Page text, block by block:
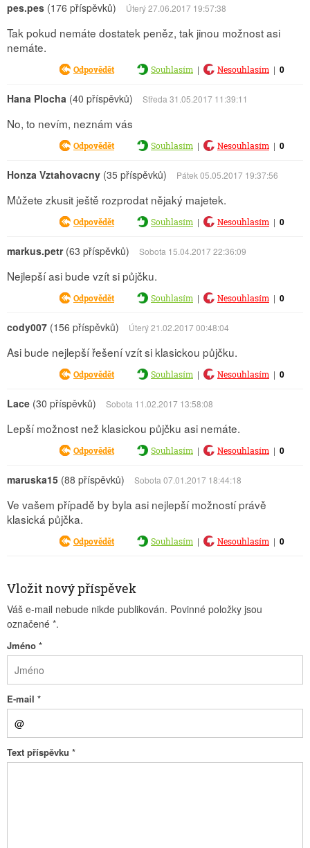
pes.pes (176 příspěvků) Úterý 27.06.2017 19:57:38
Tak pokud nemáte dostatek peněz, tak jinou možnost asi
nemáte.
Odpovědět Souhlasím | Nesouhlasím | 0
Hana Plocha (40 příspěvků) Středa 31.05.2017 11:39:11
No, to nevím, neznám vás
Odpovědět Souhlasím | Nesouhlasím | 0
Honza Vztahovacny (35 příspěvků) Pátek 05.05.2017 19:37:56
Můžete zkusit ještě rozprodat nějaký majetek.
Odpovědět Souhlasím | Nesouhlasím | 0
markus.petr(63 příspěvků) Sobota 15.04.2017 22:36:09
Nejlepší asi bude vzít si půjčku.
Odpovědět Souhlasím | Nesouhlasím | 0
cody007 (156 příspěvků) Úterý 21.02.2017 00:48:04
Asi bude nejlepší řešení vzít si klasickou půjčku.
Odpovědět Souhlasím | Nesouhlasím | 0
Lace (30 příspěvků) Sobota 11.02.2017 13:58:08
Lepší možnost než klasickou půjčku asi nemáte.
Odpovědět Souhlasím | Nesouhlasím | 0
maruska15 (88 příspěvků) Sobota 07.01.2017 18:44:18
Ve vašem případě by byla asi nejlepší možností právě
klasická půjčka.
Odpovědět Souhlasím | Nesouhlasím | 0
Vložit nový příspěvek
Váš e-mail nebude nikde publikován. Povinné položky jsou
označené *.
Jméno *
E-mail *
Text příspěvku *